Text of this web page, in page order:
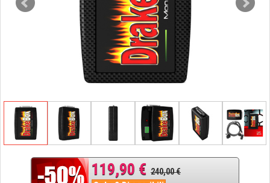
119,90 € 240,00 €